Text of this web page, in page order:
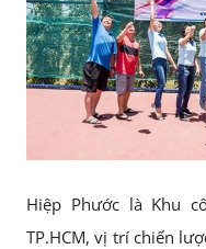
Hiệp Phước là Khu
TP.HCM, vị trí chiến